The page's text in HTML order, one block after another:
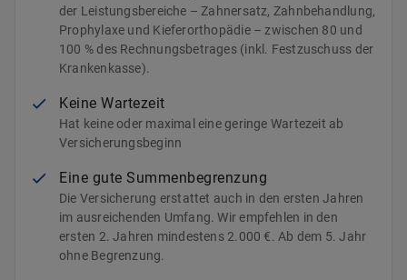
der Leistungsbereiche – Zahnersatz, Zahnbehandlung,
Prophylaxe und Kieferorthopädie – zwischen 80 und
100 % des Rechnungsbetrages (inkl. Festzuschuss der
Krankenkasse).
Keine Wartezeit
Hat keine oder maximal eine geringe Wartezeit ab
Versicherungsbeginn
Eine gute Summenbegrenzung
Die Versicherung erstattet auch in den ersten Jahren
im ausreichenden Umfang. Wir empfehlen in den
ersten 2. Jahren mindestens 2.000 €. Ab dem 5. Jahr
ohne Begrenzung.